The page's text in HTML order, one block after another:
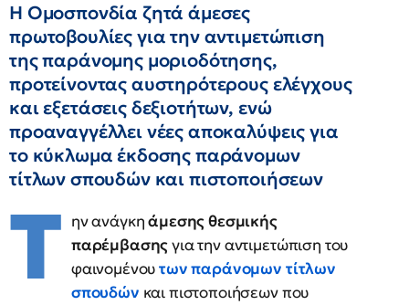
Η Ομοσπονδία ζητά άμεσες
πρωτοβουλίες για την αντιμετώπιση
της παράνομης μοριοδότησης,
προτείνοντας αυστηρότερους ελέγχους
και εξετάσεις δεξιοτήτων, ενώ
προαναγγέλλει νέες αποκαλύψεις για
το κύκλωμα έκδοσης παράνομων
τίτλων σπουδών και πιστοποιήσεων
Τ ην ανάγκηάμεσης θεσμικής
παρέμβασηςγια την αντιμετώπιση του
φαινομένουτων παράνομων τίτλων
σπουδών και πιστοποιήσεων που